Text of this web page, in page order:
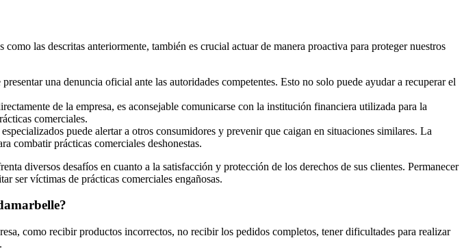
las descritas anteriormente, también es crucial actuar de manera proactiva para proteger nuestros
una denuncia oficial ante las autoridades competentes. Esto no solo puede ayudar a recuperar el
de la empresa, es aconsejable comunicarse con la institución financiera utilizada para la
comerciales.
puede alertar a otros consumidores y prevenir que caigan en situaciones similares. La
combatir prácticas comerciales deshonestas.
diversos desafíos en cuanto a la satisfacción y protección de los derechos de sus clientes. Permanecer
ser víctimas de prácticas comerciales engañosas.
como recibir productos incorrectos, no recibir los pedidos completos, tener dificultades para realizar